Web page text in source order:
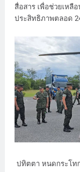
สื่อสาร เพื่อช่วยเหลื
ประสิทธิภาพตลอด
ปทิตตา หนดกระโท